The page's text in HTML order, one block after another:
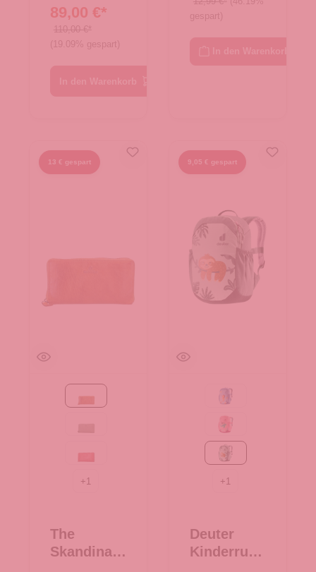
89,00 €*
110,00 €*
(19.09% gespart)
gespart)
13 € gespart
+ 1
The
Skandinavi
9,05 € gespart
aqua-wave
blossom-dahlia
spearmint-seagreen
+ 1
Deuter
Kinderruck